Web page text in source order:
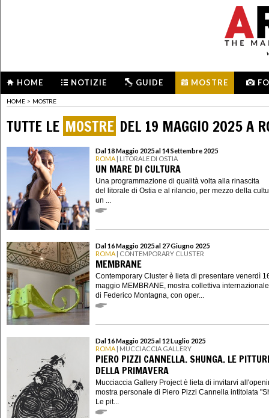
HOME NOTIZIE GUIDE MOSTRE
HOME > MOSTRE
TUTTE LE MOSTRE DEL 19 MAGGIO 2025 A
Dal 18 Maggio 2025 al 14 Settembre 2025
ROMA | LITORALE DI OSTIA
UN MARE DI CULTURA
Una programmazione di qualità volta alla rinascita
del litorale di Ostia e al rilancio, per mezzo della
un ...
Dal 16 Maggio 2025 al 27 Giugno 2025
ROMA | CONTEMPORARY CLUSTER
MEMBRANE
Contemporary Cluster è lieta di presentare venerdì
maggio MEMBRANE, mostra collettiva
di Federico Montagna, con oper...
Dal 16 Maggio 2025 al 12 Luglio 2025
ROMA | MUCCIACCIA GALLERY
PIERO PIZZI CANNELLA. SHUNGA. LE
DELLA PRIMAVERA
Mucciaccia Gallery Project è lieta di invitarvi
mostra personale di Piero Pizzi Cannella intitolata
Le pit...